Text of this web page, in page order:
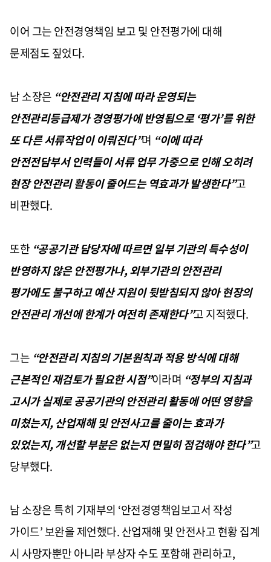
이어 그는 안전경영책임 보고 및 안전평가에 대해
문제점도 짚었다.
남 소장은 “안전관리 지침에 따라 운영되는
안전관리등급제가 경영평가에 반영됨으로 ‘평가’를 위한
또 다른 서류작업이 이뤄진다”며 “이에 따라
안전전담부서 인력들이 서류 업무 가중으로 인해 오히려
현장 안전관리 활동이 줄어드는 역효과가 발생한다”고
비판했다.
또한 “공공기관 담당자에 따르면 일부 기관의 특수성이
반영하지 않은 안전평가나, 외부기관의 안전관리
평가에도 불구하고 예산 지원이 뒷받침되지 않아 현장의
안전관리 개선에 한계가 여전히 존재한다”고 지적했다.
그는 “안전관리 지침의 기본원칙과 적용 방식에 대해
근본적인 재검토가 필요한 시점”이라며 “정부의 지침과
고시가 실제로 공공기관의 안전관리 활동에 어떤 영향을
미쳤는지, 산업재해 및 안전사고를 줄이는 효과가
있었는지, 개선할 부분은 없는지 면밀히 점검해야 한다”고
당부했다.
남 소장은 특히 기재부의 ‘안전경영책임보고서 작성
가이드’ 보완을 제언했다. 산업재해 및 안전사고 현황 집계
시 사망자뿐만 아니라 부상자 수도 포함해 관리하고,